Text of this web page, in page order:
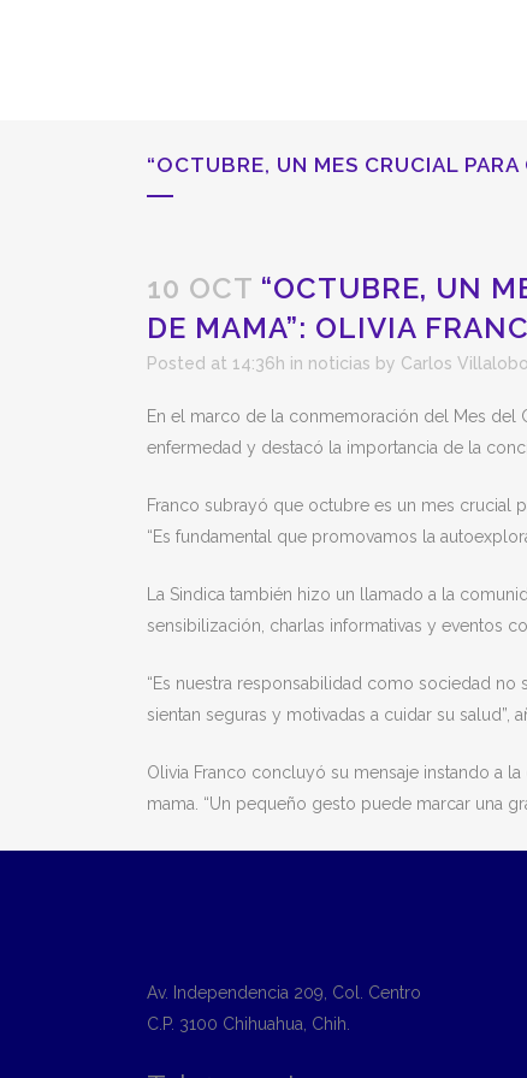
“OCTUBRE, UN MES CRUCIAL
10 OCT “OCTUBRE, UN
DE MAMA”: OLIVIA
Posted at 14:36h in noticias by Carlos
En el marco de la conmemoración del Mes del
enfermedad y destacó la importancia de la
Franco subrayó que octubre es un mes crucial
“Es fundamental que promovamos la
La Sindica también hizo un llamado a la
sensibilización, charlas informativas y eventos
“Es nuestra responsabilidad como sociedad
sientan seguras y motivadas a cuidar su salud”,
Olivia Franco concluyó su mensaje instando a
mama. “Un pequeño gesto puede marcar una
Av. Independencia 209, Col. Centro
C.P. 3100 Chihuahua, Chih.